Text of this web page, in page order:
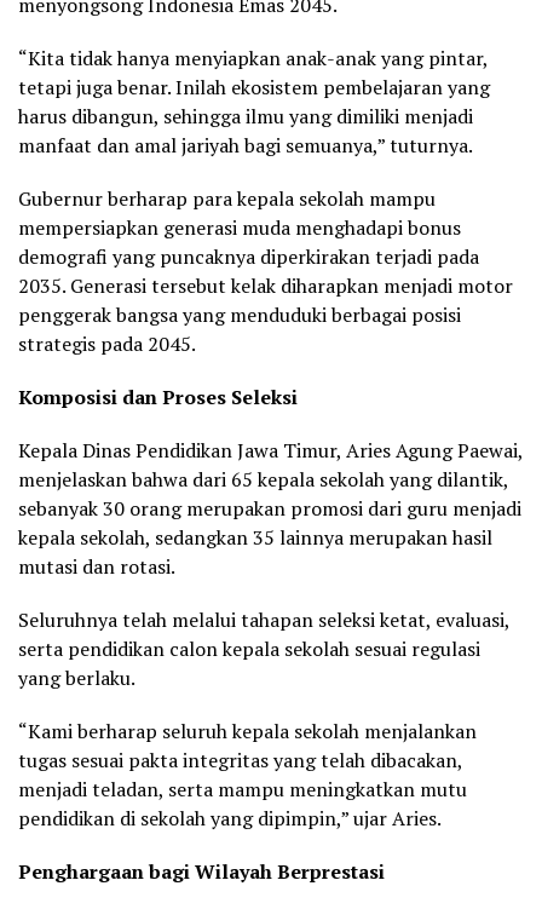
“Kita tidak hanya menyiapkan anak-anak yang pintar,
tetapi juga benar. Inilah ekosistem pembelajaran yang
harus dibangun, sehingga ilmu yang dimiliki menjadi
manfaat dan amal jariyah bagi semuanya,” tuturnya.
Gubernur berharap para kepala sekolah mampu
mempersiapkan generasi muda menghadapi bonus
demografi yang puncaknya diperkirakan terjadi pada
2035. Generasi tersebut kelak diharapkan menjadi motor
penggerak bangsa yang menduduki berbagai posisi
strategis pada 2045.
Komposisi dan Proses Seleksi
Kepala Dinas Pendidikan Jawa Timur, Aries Agung Paewai,
menjelaskan bahwa dari 65 kepala sekolah yang dilantik,
sebanyak 30 orang merupakan promosi dari guru menjadi
kepala sekolah, sedangkan 35 lainnya merupakan hasil
mutasi dan rotasi.
Seluruhnya telah melalui tahapan seleksi ketat, evaluasi,
serta pendidikan calon kepala sekolah sesuai regulasi
yang berlaku.
“Kami berharap seluruh kepala sekolah menjalankan
tugas sesuai pakta integritas yang telah dibacakan,
menjadi teladan, serta mampu meningkatkan mutu
pendidikan di sekolah yang dipimpin,” ujar Aries.
Penghargaan bagi Wilayah Berprestasi